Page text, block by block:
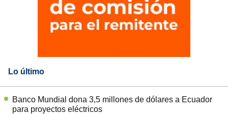
Lo último
Banco Mundial dona 3,5 millones de dólares a Ecuador
para proyectos eléctricos